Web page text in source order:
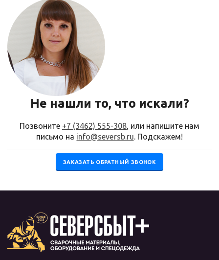
Не нашли то, что искали?
Позвоните +7 (3462) 555-308, или напишите нам
письмо на info@seversb.ru. Подскажем!
ЗАКАЗАТЬ ОБРАТНЫЙ ЗВОНОК